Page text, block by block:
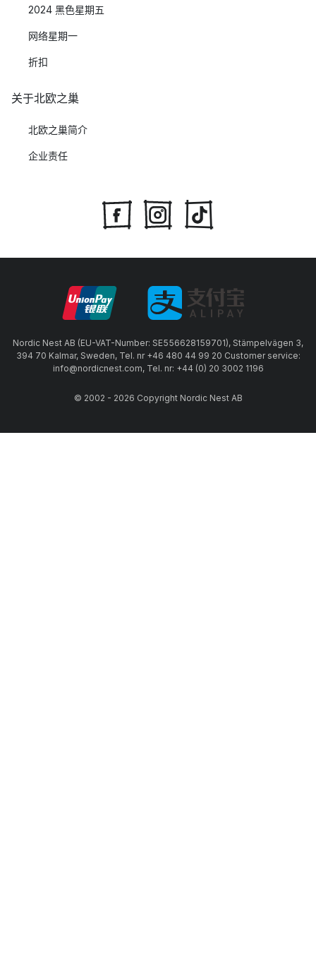
2024 黑色星期五
网络星期一
折扣
关于北欧之巢
北欧之巢简介
企业责任
Nordic Nest AB (EU-VAT-Number: SE556628159701), Stämpelvägen 3,
394 70 Kalmar, Sweden, Tel. nr +46 480 44 99 20 Customer service:
info@nordicnest.com, Tel. nr: +44 (0) 20 3002 1196
© 2002 - 2026 Copyright Nordic Nest AB